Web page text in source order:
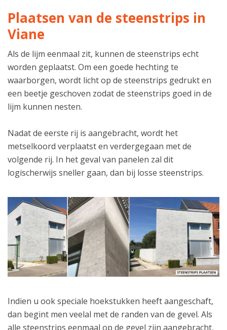
Plaatsen van de steenstrips in
Viane
Als de lijm eenmaal zit, kunnen de steenstrips echt
worden geplaatst. Om een goede hechting te
waarborgen, wordt licht op de steenstrips gedrukt en
een beetje geschoven zodat de steenstrips goed in de
lijm kunnen nesten.
Nadat de eerste rij is aangebracht, wordt het
metselkoord verplaatst en verdergegaan met de
volgende rij. In het geval van panelen zal dit
logischerwijs sneller gaan, dan bij losse steenstrips.
Indien u ook speciale hoekstukken heeft aangeschaft,
dan begint men veelal met de randen van de gevel. Als
alle steenstrips eenmaal op de gevel zijn aangebracht,